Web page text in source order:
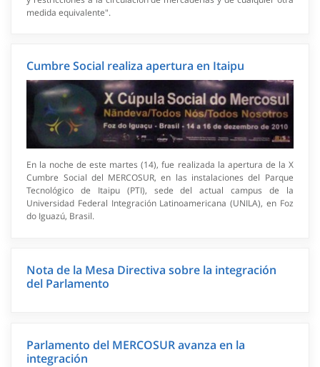
medida equivalente".
Cumbre Social realiza apertura en Itaipu
En la noche de este martes (14), fue realizada la apertura de la X
Cumbre Social del MERCOSUR, en las instalaciones del Parque
Tecnológico de Itaipu (PTI), sede del actual campus de la
Universidad Federal Integración Latinoamericana (UNILA), en Foz
do Iguazú, Brasil.
Nota de la Mesa Directiva sobre la integración
del Parlamento
Parlamento del MERCOSUR avanza en la
integración